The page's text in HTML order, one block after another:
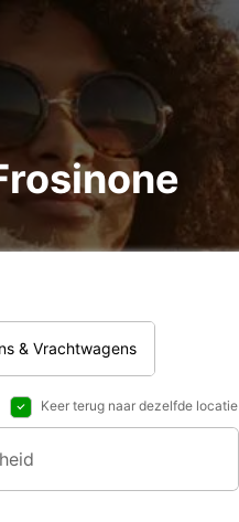
& Vrachtwagens
Keer terug naar dezelfde locatie